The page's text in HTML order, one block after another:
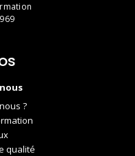
?
qualité